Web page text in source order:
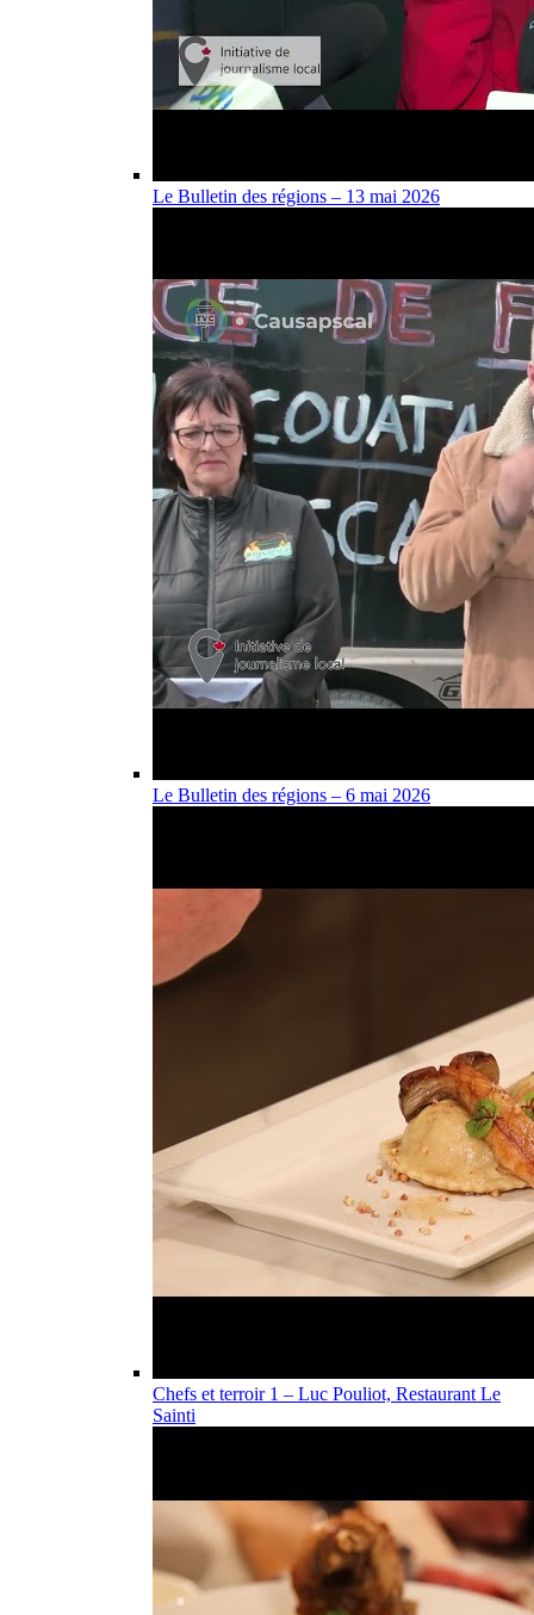
Le Bulletin des régions – 13 mai 2026
Le Bulletin des régions – 6 mai 2026
Chefs et terroir 1 – Luc Pouliot, Restaurant Le
Sainti